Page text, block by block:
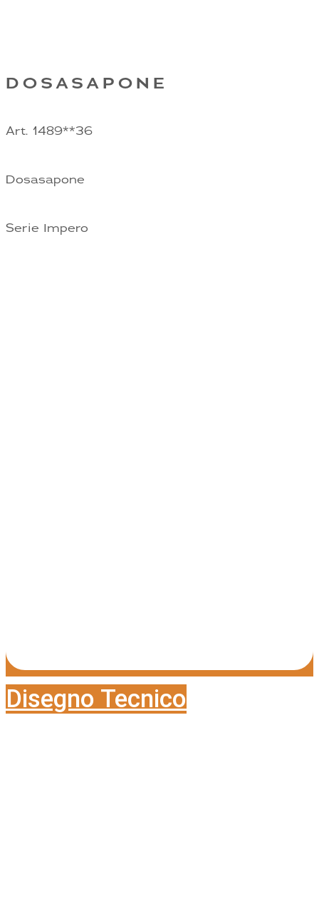
DOSASAPONE
Art. 1489**36
Dosasapone
Serie Impero
Disegno Tecnico